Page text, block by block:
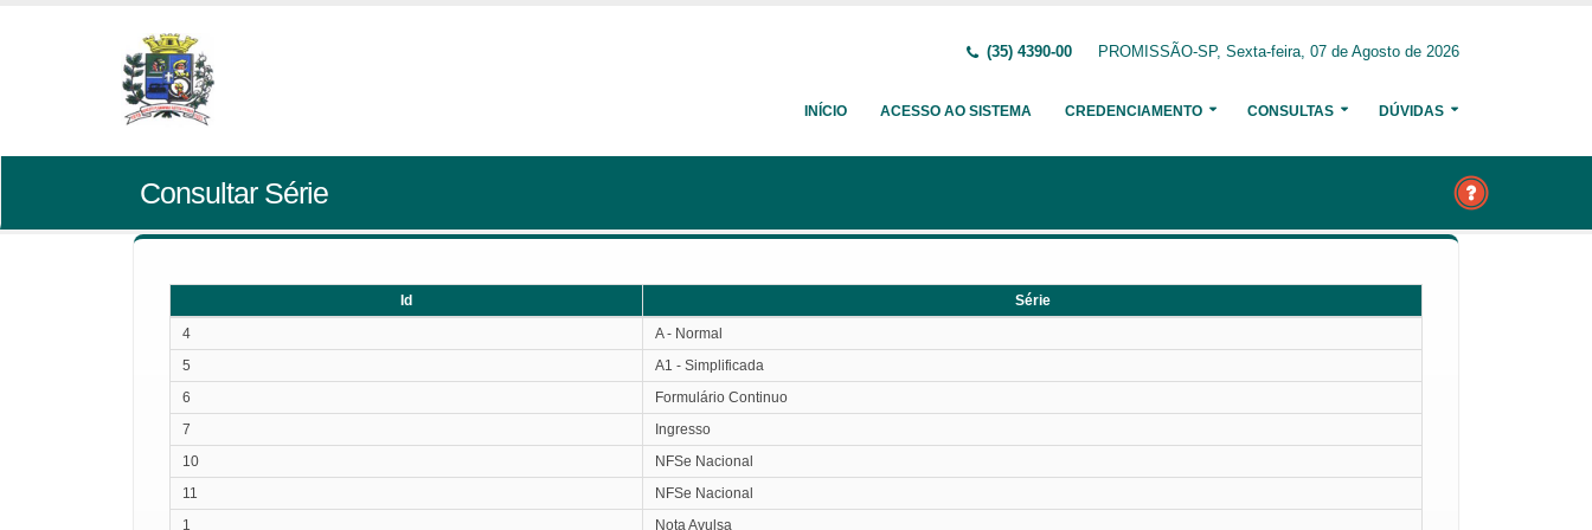
(35) 4390-00 PROMISSÃO-SP, Sexta-feira, 07 de Agosto de 2026
INÍCIO ACESSO AO SISTEMA CREDENCIAMENTO CONSULTAS DÚVIDAS
Consultar Série
Id
Série
4
A - Normal
5
A1 - Simplificada
6
Formulário Continuo
7
Ingresso
10
NFSe Nacional
11
NFSe Nacional
1
Nota Avulsa